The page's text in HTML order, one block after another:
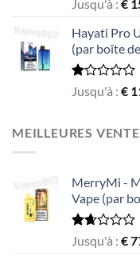
out
of
5
Jusqu'à : €
Hayati Pro
(par boîte
Rated
of
5
Jusqu'à : €
MEILLEURES
MerryMi -
Vape (par
Rated
Jusqu'à : €